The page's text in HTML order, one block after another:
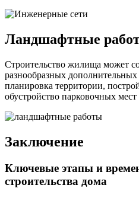
Ландшафтные
Строительство жилища может
разнообразных дополнительных
планировка территории,
обустройство парковочных мест
Заключение
Ключевые этапы и
строительства дома